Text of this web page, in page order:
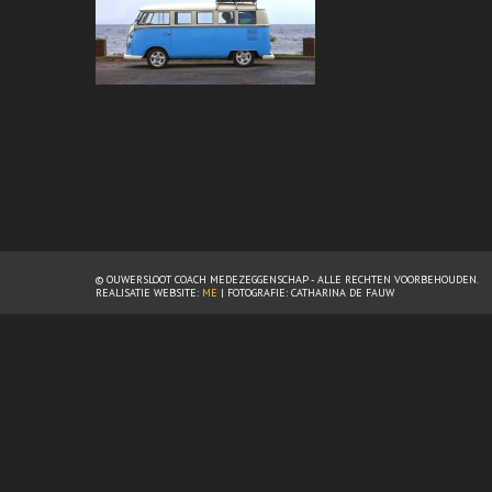
© OUWERSLOOT COACH MEDEZEGGENSCHAP - ALLE RECHTEN VOORBEHOUDEN.
REALISATIE WEBSITE: ME | FOTOGRAFIE: CATHARINA DE FAUW